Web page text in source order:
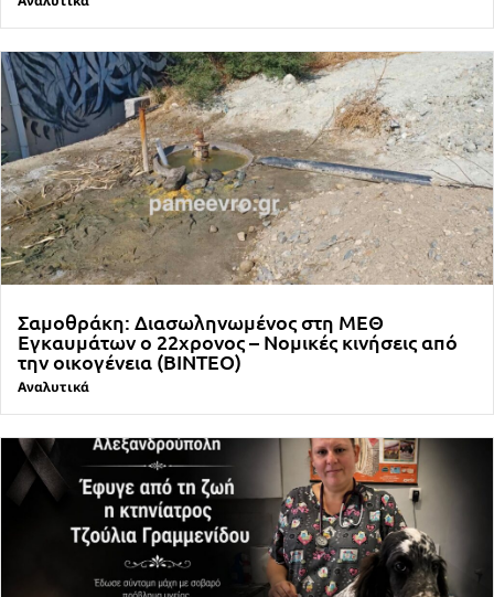
Σαμοθράκη: Διασωληνωμένος στη ΜΕΘ
Εγκαυμάτων ο 22χρονος – Νομικές κινήσεις από
την οικογένεια (ΒΙΝΤΕΟ)
Αναλυτικά